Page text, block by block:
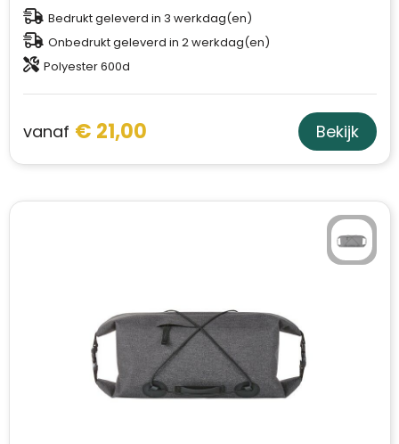
Bedrukt geleverd in 3 werkdag(en)
Onbedrukt geleverd in 2 werkdag(en)
Polyester 600d
vanaf € 21,00 Bekijk